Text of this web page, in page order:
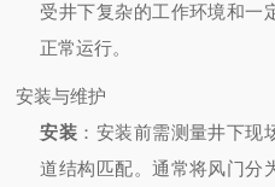
受井下复杂的工作环境和一
正常运行。
安装与维护
安装 ：安装前需测量井下现
道结构匹配。通常将风门分